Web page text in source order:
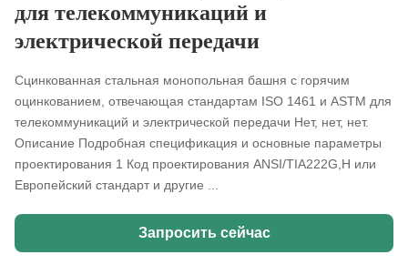
для телекоммуникаций и
электрической передачи
Сцинкованная стальная монопольная башня с горячим
оцинкованием, отвечающая стандартам ISO 1461 и ASTM для
телекоммуникаций и электрической передачи Нет, нет, нет.
Описание Подробная спецификация и основные параметры
проектирования 1 Код проектирования ANSI/TIA222G,H или
Европейский стандарт и другие ...
Запросить сейчас